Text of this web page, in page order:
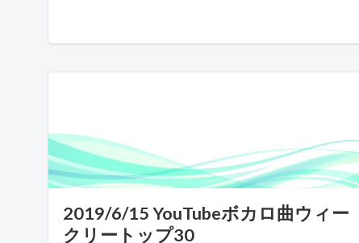
2019/6/15 YouTubeボカロ曲ウィー
クリートップ30